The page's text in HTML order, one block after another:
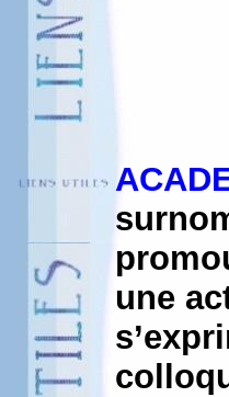
une